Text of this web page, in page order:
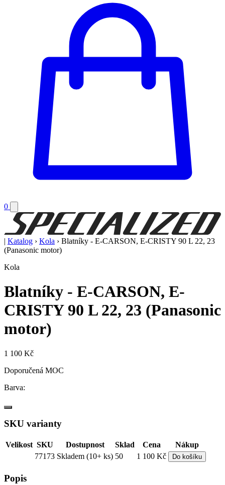
0
| Katalog › Kola › Blatníky - E-CARSON, E-CRISTY 90 L 22, 23
(Panasonic motor)
Kola
Blatníky - E-CARSON, E-
CRISTY 90 L 22, 23 (Panasonic
motor)
1 100 Kč
Doporučená MOC
Barva:
SKU varianty
Velikost SKU Dostupnost Sklad Cena
Nákup
77173 Skladem (10+ ks) 50 1 100 Kč Do košíku
Popis